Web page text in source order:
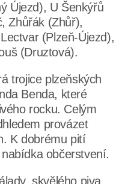
Újezd), U Šenkýřů
Zhůřák (Zhůř),
(Plzeň-Újezd),
(Druztová).
trojice plzeňských
Benda, které
rocku. Celým
provázet
K dobrému pití
občerstvení.
skvělého piva